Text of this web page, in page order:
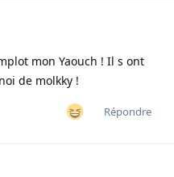
mon Yaouch ! Il s ont
de molkky !
Répondre